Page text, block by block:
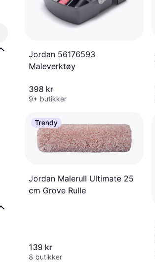
Jordan 56176593
Maleverktøy
398 kr
9+ butikker
Trendy
Jordan Malerull Ultimate 25
cm Grove Rulle
139 kr
8 butikker